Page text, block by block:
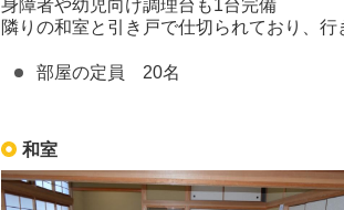
身障者や幼児向け調理台も1台完備
隣りの和室と引き戸で仕切られており、行
部屋の定員 20名
和室